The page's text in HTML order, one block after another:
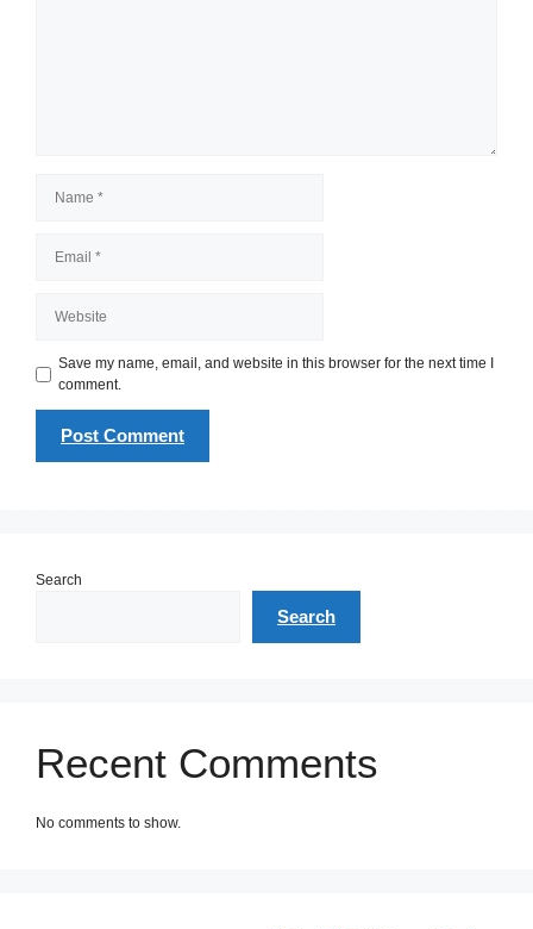
Save my name, email, and website in this browser for the next time I
comment.
Search
Search
Recent Comments
No comments to show.